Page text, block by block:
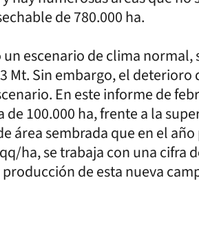
de 780.000 ha.
escenario de clima
Mt. Sin embargo, el
En este informe de
100.000 ha, frente a la
área sembrada que en el
ha, se trabaja con una cifra
de esta nueva